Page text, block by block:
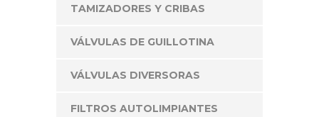
TAMIZADORES Y CRIBAS
VÁLVULAS DE GUILLOTINA
VÁLVULAS DIVERSORAS
FILTROS AUTOLIMPIANTES